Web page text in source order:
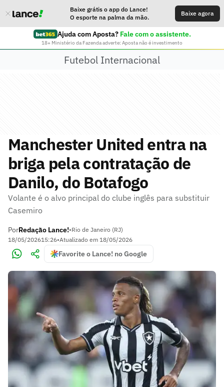
Baixe grátis o app do Lance!
O esporte na palma da mão.
Baixe agora
Ajuda com Aposta? Fale com o assistente.
18+ Ministério da Fazenda adverte: Aposta não é investimento
Futebol Internacional
Manchester United entra na
briga pela contratação de
Danilo, do Botafogo
Volante é o alvo principal do clube inglês para substituir
Casemiro
PorRedação Lance!•Rio de Janeiro (RJ)
18/05/202615:26•Atualizado em 18/05/2026
Favorite o Lance! no Google